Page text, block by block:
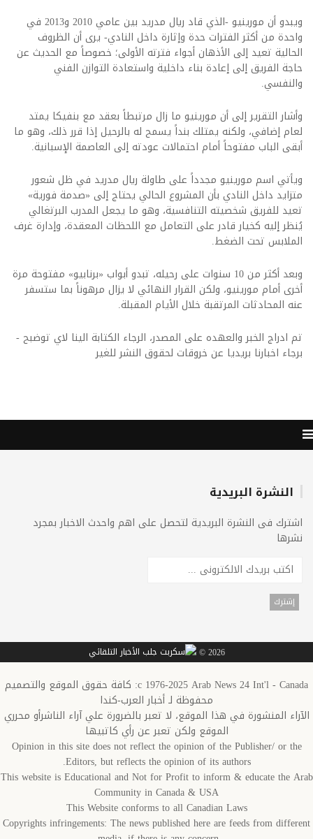
ويبدو أن مورينيو -الذي قاد ريال مدريد بين عامي 2010 و2013 في
واحدة من أكثر الفترات حدة وإثارة داخل النادي- يرى أن الظروف
الحالية تعيد إلى الأذهان أجواء فترته الأولى؛ خصوصاً مع الحديث عن
حاجة الفريق إلى إعادة بناء داخلية واستعادة التوازن الفني
والنفسي.
وأشار التقرير إلى أن مورينيو ما زال مرتبطاً بعقد مع بنفيكا يمتد
لعام إضافي، ولكنه يمتلك بنداً يسمح له بالرحيل إذا قرر ذلك، وهو ما
أبقى الباب مفتوحاً أمام احتمالات عودته إلى العاصمة الإسبانية.
ويأتي اسم مورينيو مجدداً على طاولة ريال مدريد في ظل شعور
متزايد داخل النادي بأن المشروع الحالي يحتاج إلى «صدمة فورية»
تعيد للفريق شخصيته التنافسية، وهو ما يجعل المدرب البرتغالي
يُنظر إليه كخيار قادر على التعامل مع اللحظات المعقدة، وإدارة غرف
الملابس تحت الضغط.
وبعد أكثر من 10 سنوات على رحيله، تبدو أبواب «برنابيو» مفتوحة مرة
أخرى أمام مورينيو، ولكن القرار النهائي لا يزال مرهوناً بما ستسفر
عنه المحادثات المرتقبة خلال الأيام المقبلة.
تم ادراج الخبر والعهده على المصدر، الرجاء الكتابة الينا لاي توضبح -
برجاء اخبارنا بريديا عن خروقات لحقوق النشر للغير
النشرة البريدية
اشترك فى النشرة البريدية لتحصل على اهم واحدث الاخبار بمجرد
نشرها
2026 ©
c 1976-2025 Arab News 24 Int'l - Canada: كافة حقوق الموقع والتصميم
محفوظة لـ أخبار العرب-كندا
الآراء المنشورة في هذا الموقع، لا تعبر بالضرورة علي آراء الناشرأو محرري
الموقع ولكن تعبر عن رأي كاتبيها
Opinion in this site does not reflect the opinion of the Publisher/ or the
Editors, but reflects the opinion of its authors.
This website is Educational and Not for Profit to inform & educate the Arab
Community in Canada & USA
This Website conforms to all Canadian Laws
Copyrights infringements: The news published here are feeds from different